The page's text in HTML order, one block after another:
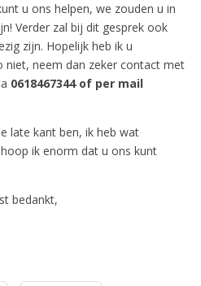
u ons helpen, we zouden u in
Verder zal bij dit gesprek ook
zijn. Hopelijk heb ik u
neem dan zeker contact met
0618467344 of per mail
late kant ben, ik heb wat
ik enorm dat u ons kunt
bedankt,